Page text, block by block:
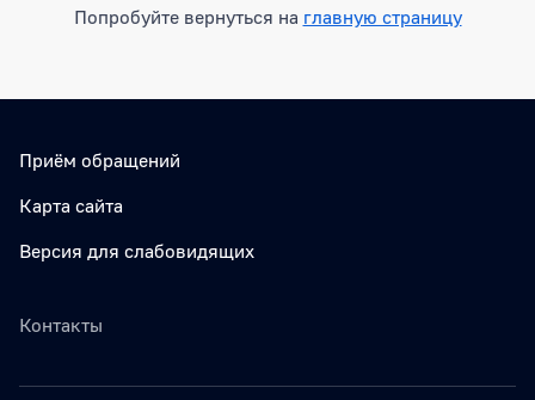
Попробуйте вернуться на главную страницу
Приём обращений
Карта сайта
Версия для слабовидящих
Контакты